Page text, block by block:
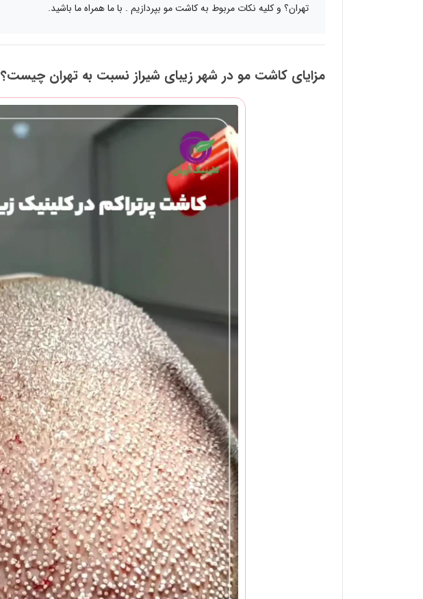
تهران؟ و کلیه نکات مربوط به کاشت مو بپردازیم . با ما همراه ما باشید.
مزایای کاشت مو در شهر زیبای شیراز نسبت به تهران چیست؟